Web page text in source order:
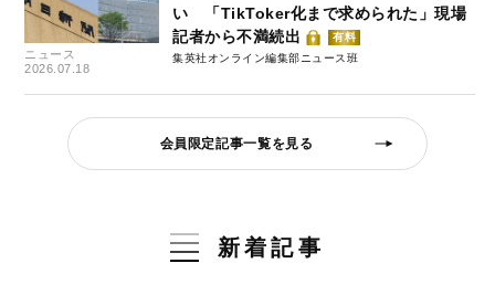
ニュース
2026.07.18
い 「TikToker化まで求められた」現場
記者から不満続出
有料
集英社オンライン編集部ニュース班
会員限定記事一覧を見る
新着記事